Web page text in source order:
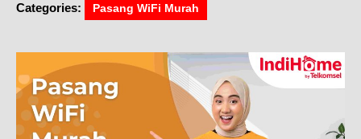
Categories: Pasang WiFi Murah